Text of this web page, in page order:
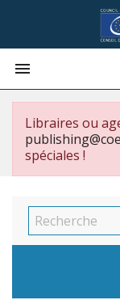

Libraires ou
spéciales !